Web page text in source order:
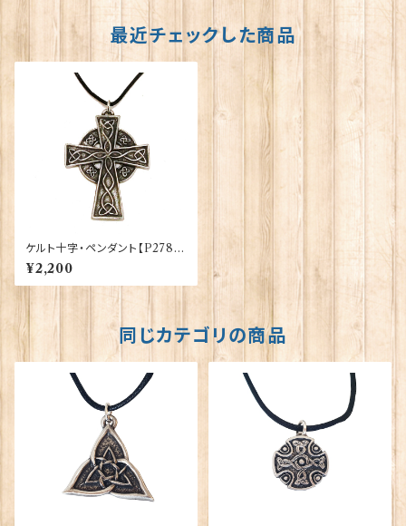
最近チェックした商品
ケルト十字・ペンダント【P278】
30145-P278
¥2,200
同じカテゴリの商品